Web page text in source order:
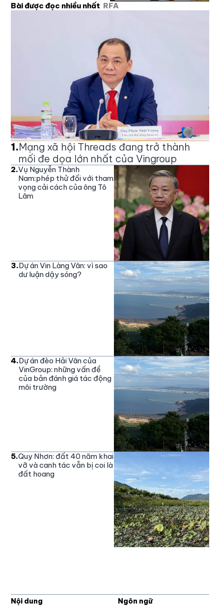
Bài được đọc nhiều nhất RFA
1.Mạng xã hội Threads đang trở thành
mối đe dọa lớn nhất của Vingroup
2.Vụ Nguyễn Thành
Nam:phép thử đối với tham
vọng cải cách của ông Tô
Lâm
3.Dự án Vin Làng Vân: vì sao
dư luận dậy sóng?
4.Dự án đèo Hải Vân của
VinGroup: những vấn đề
của bản đánh giá tác động
môi trường
5.Quy Nhơn: đất 40 năm khai
vỡ và canh tác vẫn bị coi là
đất hoang
Nội dung Ngôn ngữ